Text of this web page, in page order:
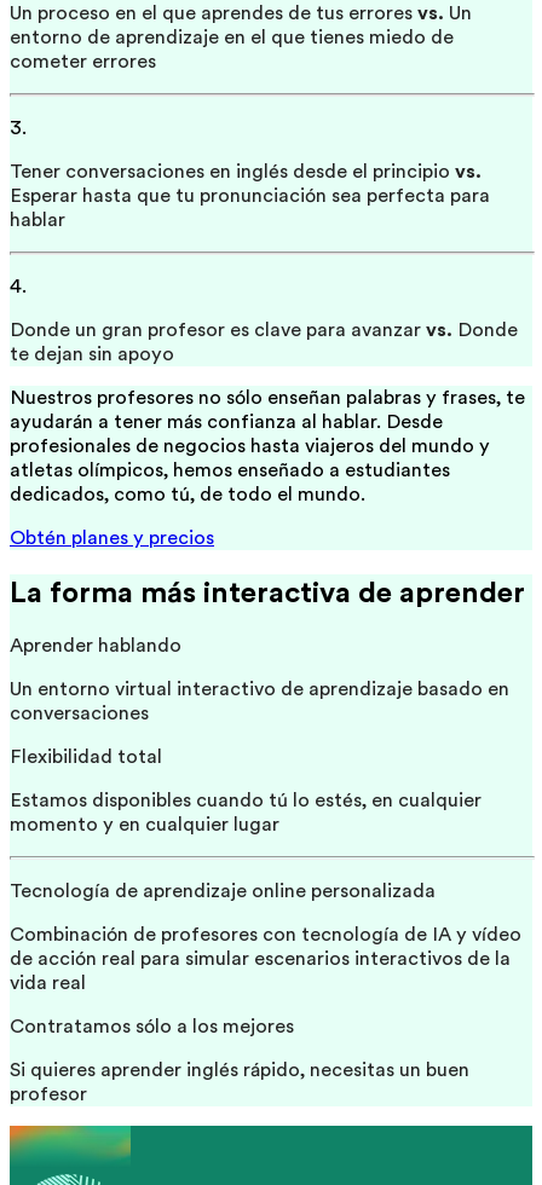
Un proceso en el que aprendes de tus errores vs. Un
entorno de aprendizaje en el que tienes miedo de
cometer errores
3.
Tener conversaciones en inglés desde el principio vs.
Esperar hasta que tu pronunciación sea perfecta para
hablar
4.
Donde un gran profesor es clave para avanzar vs. Donde
te dejan sin apoyo
Nuestros profesores no sólo enseñan palabras y frases, te
ayudarán a tener más confianza al hablar. Desde
profesionales de negocios hasta viajeros del mundo y
atletas olímpicos, hemos enseñado a estudiantes
dedicados, como tú, de todo el mundo.
Obtén planes y precios
La forma más interactiva de aprender
Aprender hablando
Un entorno virtual interactivo de aprendizaje basado en
conversaciones
Flexibilidad total
Estamos disponibles cuando tú lo estés, en cualquier
momento y en cualquier lugar
Tecnología de aprendizaje online personalizada
Combinación de profesores con tecnología de IA y vídeo
de acción real para simular escenarios interactivos de la
vida real
Contratamos sólo a los mejores
Si quieres aprender inglés rápido, necesitas un buen
profesor